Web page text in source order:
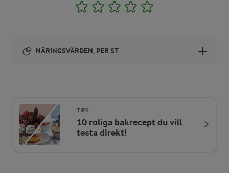
1 2 3 4
NÄRINGSVÄRDEN, PER ST
ENERGIDISTRIBUTION %
NÄRINGSVÄRDEN PER ST
TIPS
10 roliga bakrecept du vill
testa direkt!